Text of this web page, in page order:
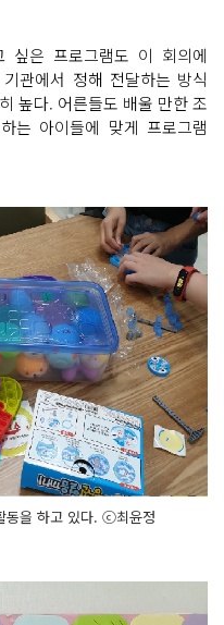
싶은 프로그램도 이 회의에
관에서 정해 전달하는 방식
높다. 어른들도 배울 만한 조
는 아이들에 맞게 프로그램
동을 하고 있다. ⓒ최윤정